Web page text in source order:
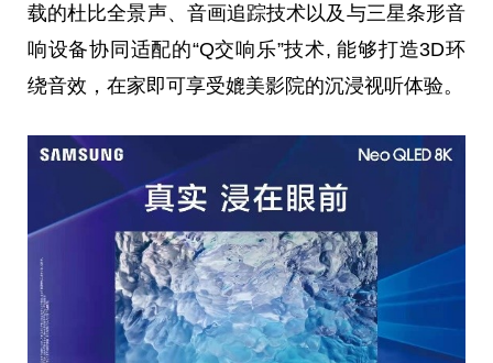
载的杜比全景声、音画追踪技术以及与三星条形音
响设备协同适配的“Q交响乐”技术, 能够打造3D环
绕音效，在家即可享受媲美影院的沉浸视听体验。